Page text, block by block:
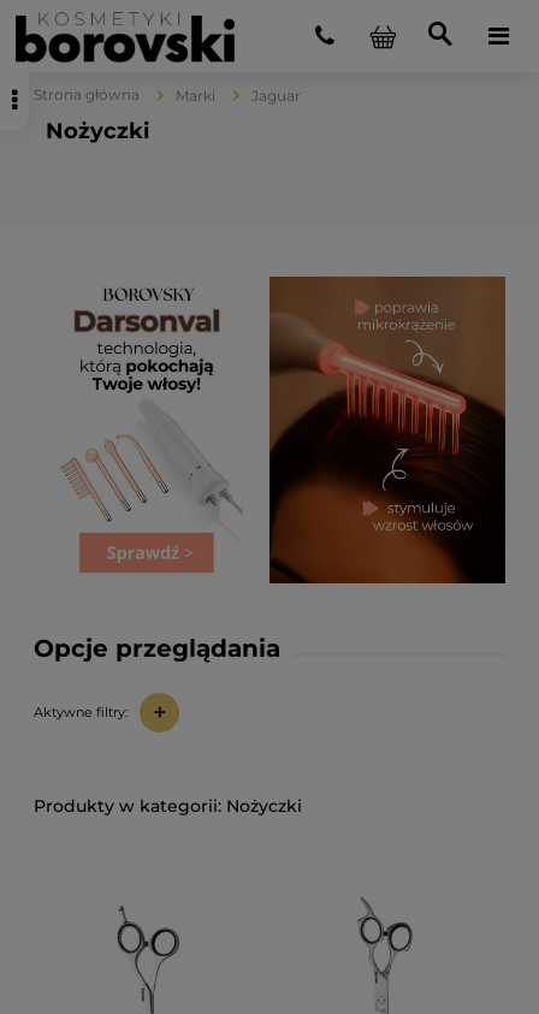
Strona główna Marki Jaguar
Nożyczki
Opcje przeglądania
Aktywne filtry: +
Nożyczki